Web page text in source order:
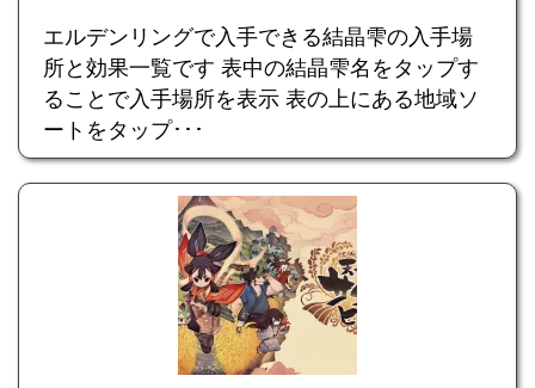
エルデンリングで入手できる結晶雫の入手場
所と効果一覧です 表中の結晶雫名をタップす
ることで入手場所を表示 表の上にある地域ソ
ートをタップ･･･